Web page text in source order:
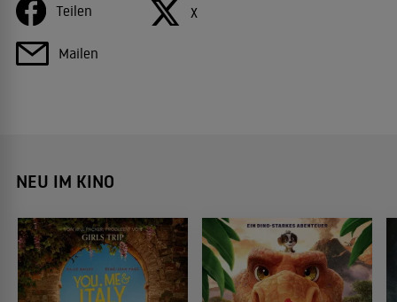
Teilen X
Mailen
NEU IM KINO